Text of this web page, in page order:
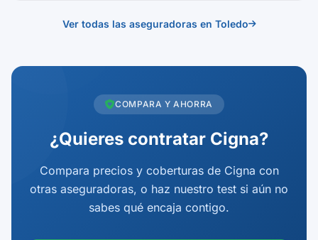
Ver todas las aseguradoras en Toledo
COMPARA Y AHORRA
¿Quieres contratar Cigna?
Compara precios y coberturas de Cigna con
otras aseguradoras, o haz nuestro test si aún no
sabes qué encaja contigo.